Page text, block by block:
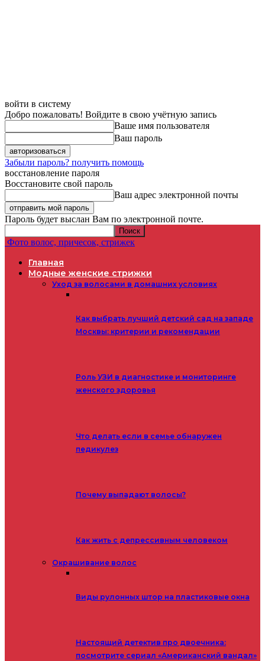
войти в систему
Добро пожаловать! Войдите в свою учётную запись
Ваше имя пользователя
Ваш пароль
Забыли пароль? получить помощь
восстановление пароля
Восстановите свой пароль
Ваш адрес электронной почты
Пароль будет выслан Вам по электронной почте.
Фото волос, причесок, стрижек
Главная
Модные женские стрижки
Уход за волосами в домашних условиях
Как выбрать лучший детский сад на западе
Москвы: критерии и рекомендации
Роль УЗИ в диагностике и мониторинге
женского здоровья
Что делать если в семье обнаружен
педикулез
Почему выпадают волосы?
Как жить с депрессивным человеком
Окрашивание волос
Виды рулонных штор на пластиковые окна
Настоящий детектив про двоечника:
посмотрите сериал «Американский вандал»